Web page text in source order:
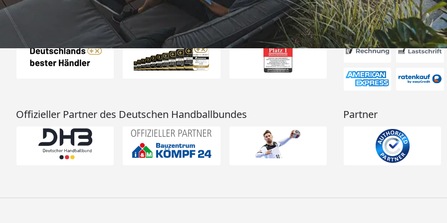
Auszeichnungen Akzeptierte
Offizieller Partner des Deutschen Handballbundes Partner